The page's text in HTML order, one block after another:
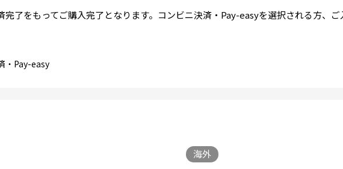
了をもってご購入完了となります。コンビニ決済・Pay-easyを選択される方、ご
・Pay-easy
海外